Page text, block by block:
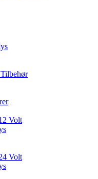
Volt
Volt